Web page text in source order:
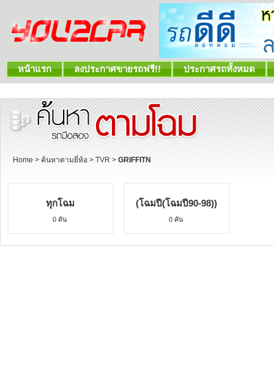
หน้าแรก ลงประกาศขายรถฟรี!! ประกาศรถทั้งหมด
Home > ค้นหาตามยี่ห้อ > TVR > GRIFFITN
ทุกโฉม
0 คัน
(โฉมปี(โฉมปี90-98))
0 คัน